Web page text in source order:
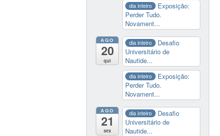
dia inteiro
Exposição:
Perder Tudo.
Novament...
AGO
20
qui
dia inteiro
Desafio
Universitário de
Nautide...
dia inteiro
Exposição:
Perder Tudo.
Novament...
AGO
21
sex
dia inteiro
Desafio
Universitário de
Nautide...